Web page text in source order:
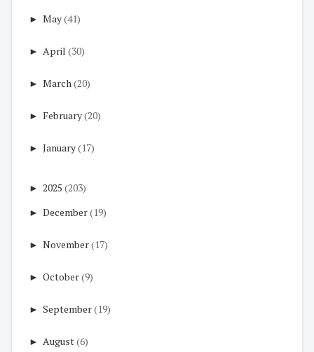
► May(41)
► April (30)
► March(20)
► February(20)
► January(17)
► 2025 (203)
► December(19)
► November(17)
► October(9)
► September(19)
► August(6)